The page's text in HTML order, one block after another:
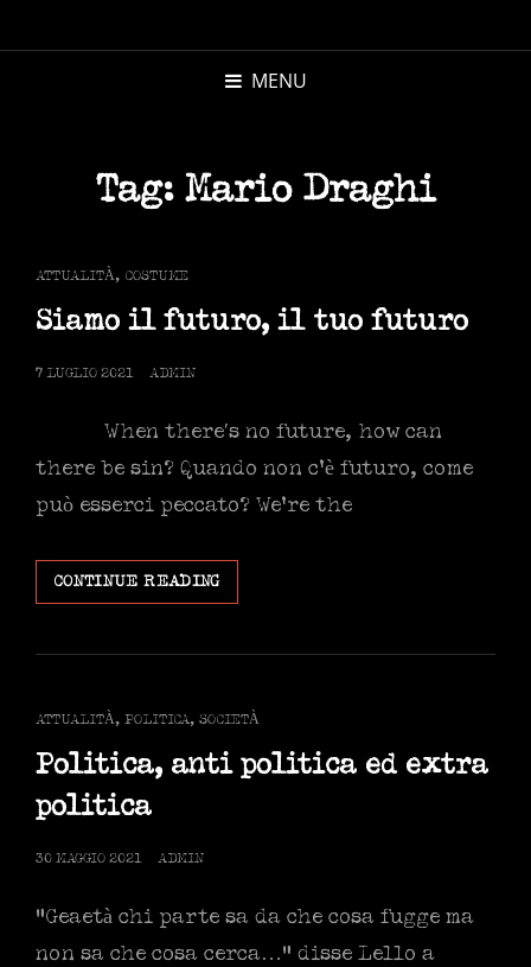
MENU
Tag: Mario Draghi
CAT
LINKS
ATTUALITÀ, COSTUME
Siamo il futuro, il tuo futuro
POSTED
7 LUGLIO 2021 ADMIN
When there′s no future, how can
there be sin? Quando non c’è futuro, come
può esserci peccato? We’re the
CONTINUE READINGSIAMO
IL
IL
FUTURO
CAT
LINKS
ATTUALITÀ, POLITICA, SOCIETÀ
Politica, anti politica ed extra
politica
POSTED
30 MAGGIO 2021 ADMIN
“Geaetà chi parte sa da che cosa fugge ma
non sa che cosa cerca…” disse Lello a